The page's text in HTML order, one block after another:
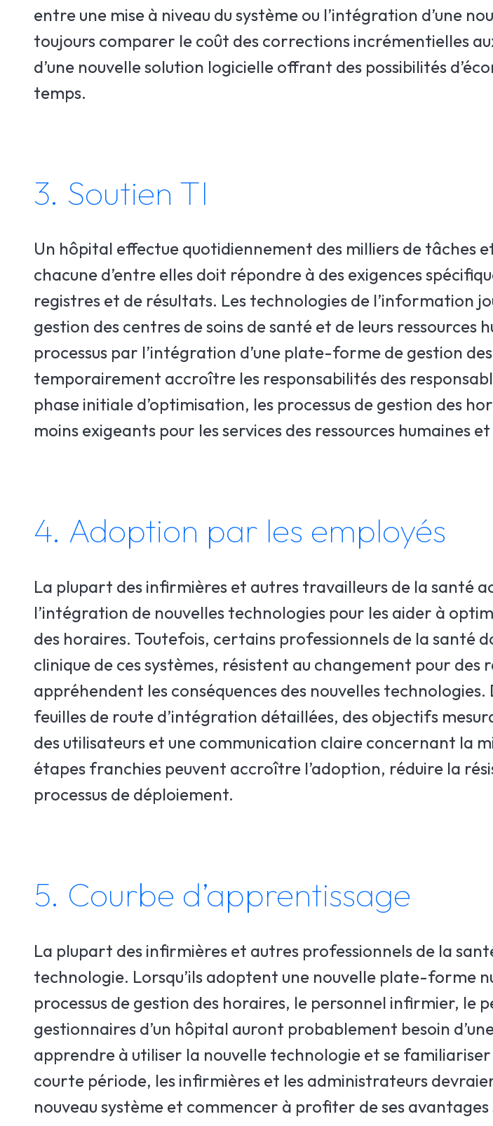
entre une mise à niveau du système ou l’intégration d’une
toujours comparer le coût des corrections incrémentielles
d’une nouvelle solution logicielle offrant des possibilités
temps.
3. Soutien TI
Un hôpital effectue quotidiennement des milliers de tâches
chacune d’entre elles doit répondre à des exigences
registres et de résultats. Les technologies de l’information
gestion des centres de soins de santé et de leurs ressources
processus par l’intégration d’une plate-forme de gestion
temporairement accroître les responsabilités des
phase initiale d’optimisation, les processus de gestion des
moins exigeants pour les services des ressources humaines et
4. Adoption par les employés
La plupart des infirmières et autres travailleurs de la santé
l’intégration de nouvelles technologies pour les aider à
des horaires. Toutefois, certains professionnels de la santé
clinique de ces systèmes, résistent au changement pour des
appréhendent les conséquences des nouvelles
feuilles de route d’intégration détaillées, des objectifs
des utilisateurs et une communication claire concernant la
étapes franchies peuvent accroître l’adoption, réduire la
processus de déploiement.
5. Courbe d’apprentissage
La plupart des infirmières et autres professionnels de la
technologie. Lorsqu’ils adoptent une nouvelle plate-forme
processus de gestion des horaires, le personnel infirmier, le
gestionnaires d’un hôpital auront probablement besoin
apprendre à utiliser la nouvelle technologie et se
courte période, les infirmières et les administrateurs
nouveau système et commencer à profiter de ses